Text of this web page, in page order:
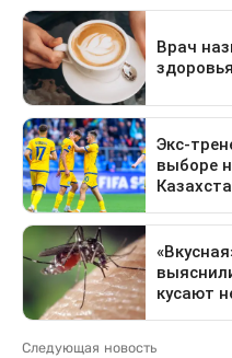
Следующая новость